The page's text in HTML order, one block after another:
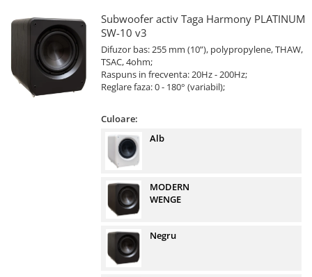
Subwoofer activ Taga Harmony PLATINUM
SW-10 v3
Difuzor bas: 255 mm (10”), polypropylene, THAW,
TSAC, 4ohm;
Raspuns in frecventa: 20Hz - 200Hz;
Reglare faza: 0 - 180° (variabil);
Culoare:
Alb
MODERN
WENGE
Negru